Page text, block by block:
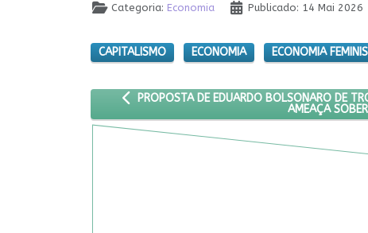
Categoria: Economia Publicado: 14 Mai 2026
CAPITALISMO ECONOMIA ECONOMIA
ARTIGO ANTERIOR: PROPOSTA DE EDUARDO
PROPOSTA DE EDUARDO BOLSONARO DE
AMEAÇA